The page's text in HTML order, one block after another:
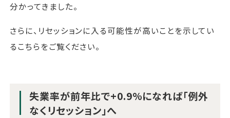
分かってきました。
さらに、リセッションに入る可能性が高いことを示してい
るこちらをご覧ください。
失業率が前年比で+0.9%になれば「例外
なくリセッション」へ